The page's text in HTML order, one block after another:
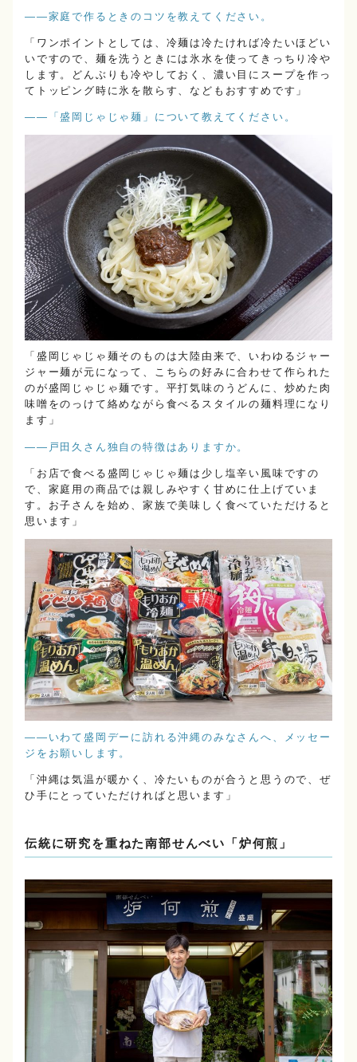
――家庭で作るときのコツを教えてください。
「ワンポイントとしては、冷麺は冷たければ冷たいほどい
いですので、麺を洗うときには氷水を使ってきっちり冷や
します。どんぶりも冷やしておく、濃い目にスープを作っ
てトッピング時に氷を散らす、などもおすすめです」
――「盛岡じゃじゃ麺」について教えてください。
「盛岡じゃじゃ麺そのものは大陸由来で、いわゆるジャー
ジャー麺が元になって、こちらの好みに合わせて作られた
のが盛岡じゃじゃ麺です。平打気味のうどんに、炒めた肉
味噌をのっけて絡めながら食べるスタイルの麺料理になり
ます」
――戸田久さん独自の特徴はありますか。
「お店で食べる盛岡じゃじゃ麺は少し塩辛い風味ですの
で、家庭用の商品では親しみやすく甘めに仕上げていま
す。お子さんを始め、家族で美味しく食べていただけると
思います」
――いわて盛岡デーに訪れる沖縄のみなさんへ、メッセー
ジをお願いします。
「沖縄は気温が暖かく、冷たいものが合うと思うので、ぜ
ひ手にとっていただければと思います」
伝統に研究を重ねた南部せんべい「炉何煎」